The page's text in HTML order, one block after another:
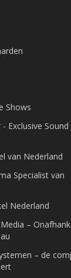
Shows
Exclusive Sound
van Nederland
Specialist van
Nederland
–
– de